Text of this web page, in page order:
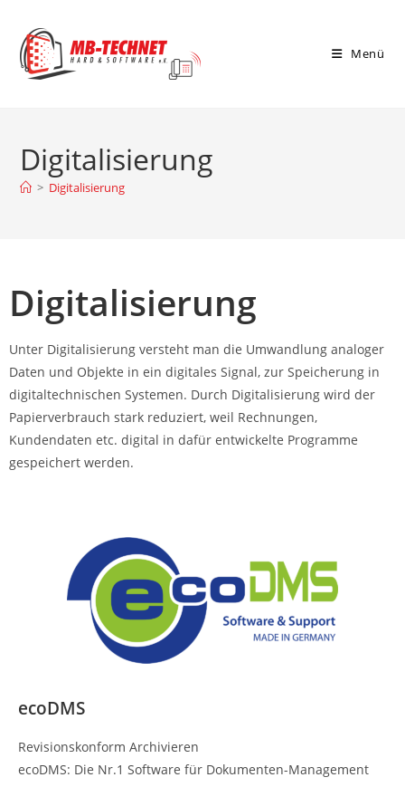
Menü
Digitalisierung
> Digitalisierung
Digitalisierung
Unter Digitalisierung versteht man die Umwandlung analoger
Daten und Objekte in ein digitales Signal, zur Speicherung in
digitaltechnischen Systemen. Durch Digitalisierung wird der
Papierverbrauch stark reduziert, weil Rechnungen,
Kundendaten etc. digital in dafür entwickelte Programme
gespeichert werden.
ecoDMS
Revisionskonform Archivieren
ecoDMS: Die Nr.1 Software für Dokumenten-Management